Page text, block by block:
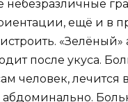
небезразличные
ещё и в
«Зелёный»
после укуса.
человек, лечится
абдоминально.